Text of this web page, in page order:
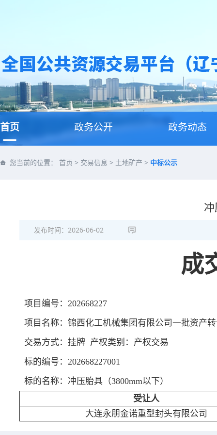
首页 政务公开 政务动态
您当前的位置： 首页 > 交易信息 > 土地矿产 > 中标公示
发布时间： 2026-06-02
成
项目编号：202668227
项目名称：锦西化工机械集团有限公司一批资产
交易方式：挂牌 产权类别：产权交易
标的编号：202668227001
标的名称：冲压胎具（3800mm以下）
受让人
大连永朋金诺重型封头有限公司